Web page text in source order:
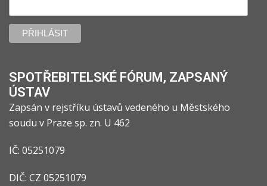
SPOTŘEBITELSKÉ FÓRUM, ZAPSANÝ
ÚSTAV
Zapsán v rejstříku ústavů vedeného u Městského
soudu v Praze sp. zn. U 462
IČ: 05251079
DIČ: CZ 05251079